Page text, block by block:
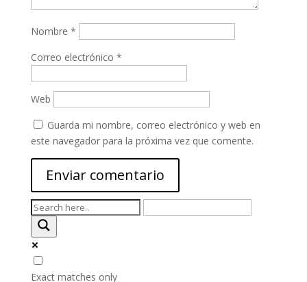
Nombre *
Correo electrónico *
Web
Guarda mi nombre, correo electrónico y web en
este navegador para la próxima vez que comente.
Exact matches only